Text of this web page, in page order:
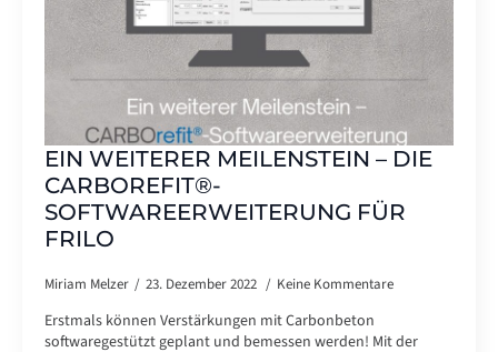
EIN WEITERER MEILENSTEIN – DIE
CARBOREFIT®-
SOFTWAREERWEITERUNG FÜR
FRILO
Miriam Melzer 23. Dezember 2022 Keine Kommentare
Erstmals können Verstärkungen mit Carbonbeton
softwaregestützt geplant und bemessen werden! Mit der